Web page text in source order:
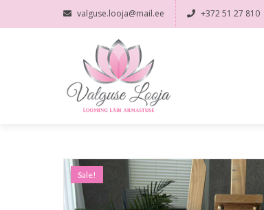
valguse.looja@mail.ee +372 51 27 810
Sale!